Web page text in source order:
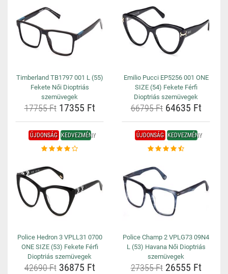
Timberland TB1797 001 L (55)
Fekete Női Dioptriás
szemüvegek
17755 Ft17355 Ft
Emilio Pucci EP5256 001 ONE
SIZE (54) Fekete Férfi
Dioptriás szemüvegek
66795 Ft64635 Ft
ÚJDONSÁG KEDVEZMÉNY
Police Hedron 3 VPLL31 0700
ONE SIZE (53) Fekete Férfi
Dioptriás szemüvegek
42690 Ft36875 Ft
ÚJDONSÁG KEDVEZMÉNY
Police Champ 2 VPLG73 09N4
L (53) Havana Női Dioptriás
szemüvegek
27355 Ft26555 Ft